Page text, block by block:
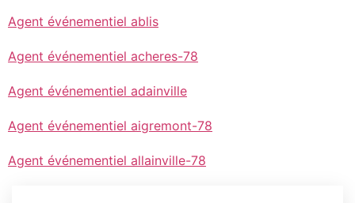
Agent événementiel ablis
Agent événementiel acheres-78
Agent événementiel adainville
Agent événementiel aigremont-78
Agent événementiel allainville-78